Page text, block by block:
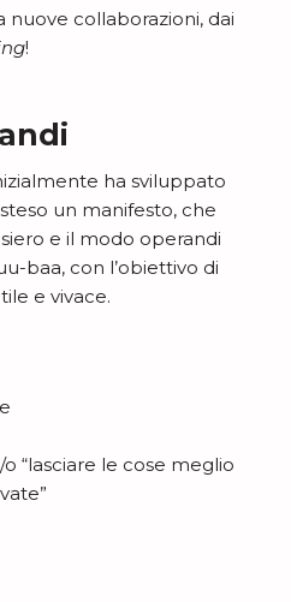
nuove collaborazioni, dai
!
ha sviluppato
un manifesto, che
e il modo operandi
baa, con l’obiettivo di
e vivace.
“lasciare le cose meglio